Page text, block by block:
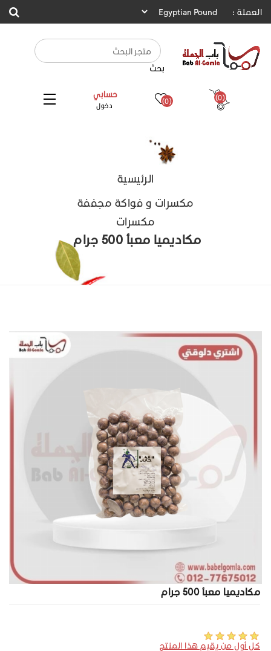
العملة :
بحث
حسابي
دخول (0) (0)
الرئيسية
مكسرات و فواكة مجففة
مكسرات
مكاديميا معبأ 500 جرام
مكاديميا معبأ 500 جرام
كل أول من يقيم هذا المنتج